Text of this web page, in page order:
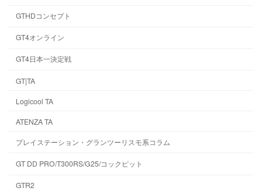
GTHDコンセプト
GT4オンライン
GT4日本一決定戦
GT|TA
Logicool TA
ATENZA TA
プレイステーション・グランツーリスモ系コラム
GT DD PRO/T300RS/G25/コックピット
GTR2